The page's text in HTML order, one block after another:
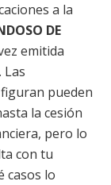
a la
DE
emitida
pueden
la cesión
pero lo
con tu
casos lo